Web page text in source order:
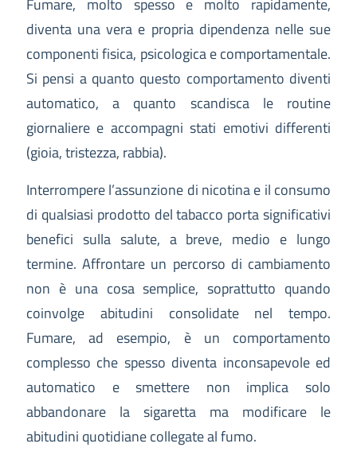
Fumare, molto spesso e molto rapidamente,
diventa una vera e propria dipendenza nelle sue
componenti fisica, psicologica e comportamentale.
Si pensi a quanto questo comportamento diventi
automatico, a quanto scandisca le routine
giornaliere e accompagni stati emotivi differenti
(gioia, tristezza, rabbia).
Interrompere l’assunzione di nicotina e il consumo
di qualsiasi prodotto del tabacco porta significativi
benefici sulla salute, a breve, medio e lungo
termine. Affrontare un percorso di cambiamento
non è una cosa semplice, soprattutto quando
coinvolge abitudini consolidate nel tempo.
Fumare, ad esempio, è un comportamento
complesso che spesso diventa inconsapevole ed
automatico e smettere non implica solo
abbandonare la sigaretta ma modificare le
abitudini quotidiane collegate al fumo.